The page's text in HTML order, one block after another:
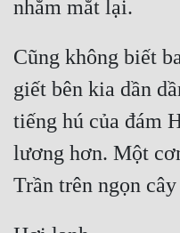
Cũng không biết
giết bên kia dần
tiếng hú của đám
lương hơn. Một